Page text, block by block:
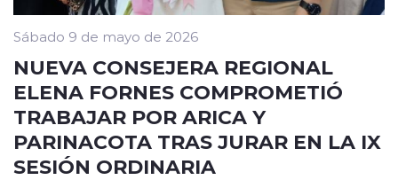
Sábado 9 de mayo de 2026
NUEVA CONSEJERA REGIONAL
ELENA FORNES COMPROMETIÓ
TRABAJAR POR ARICA Y
PARINACOTA TRAS JURAR EN LA IX
SESIÓN ORDINARIA